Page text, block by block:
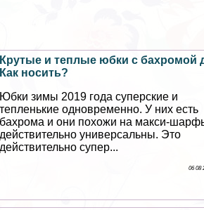
Крутые и теплые юбки с бахромой
Как носить?
Юбки зимы 2019 года суперские и
тепленькие одновременно. У них есть
бахрома и они похожи на макси-
действительно универсальны. Это
действительно супер...
06 08